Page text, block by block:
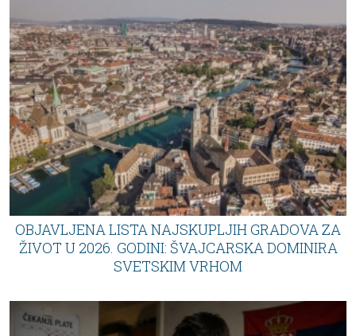
OBJAVLJENA LISTA NAJSKUPLJIH GRADOVA ZA
ŽIVOT U 2026. GODINI: ŠVAJCARSKA DOMINIRA
SVETSKIM VRHOM